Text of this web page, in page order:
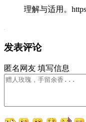
理解与适用。
发表评论
匿名网友 填写信息